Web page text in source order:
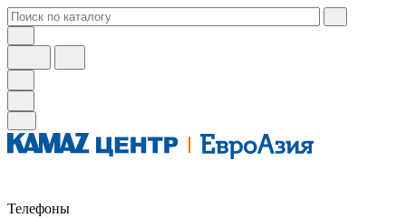
Телефоны